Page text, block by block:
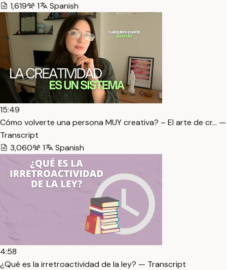
1,619
1 Spanish
15:49
Cómo volverte una persona MUY creativa? – El arte de cr… —
Transcript
3,060
1 Spanish
4:58
¿Qué es la irretroactividad de la ley? — Transcript